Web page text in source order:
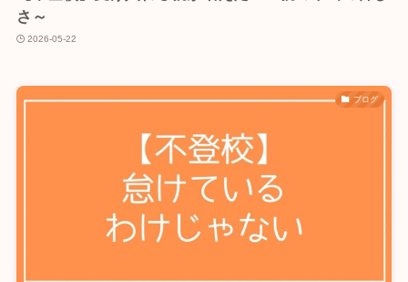
さ～
2026-05-22
ブログ